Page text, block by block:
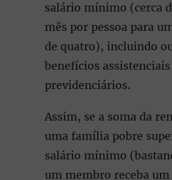
salário mínimo (cerca
mês por pessoa para
de quatro), incluindo
benefícios assistenciais
previdenciários.
Assim, se a soma da
uma família pobre
salário mínimo
um membro receba